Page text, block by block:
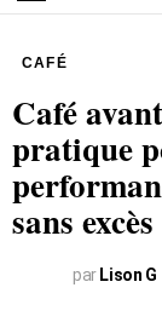
Menu
CAFÉ
Café
pratique
sans excès
par Lison G